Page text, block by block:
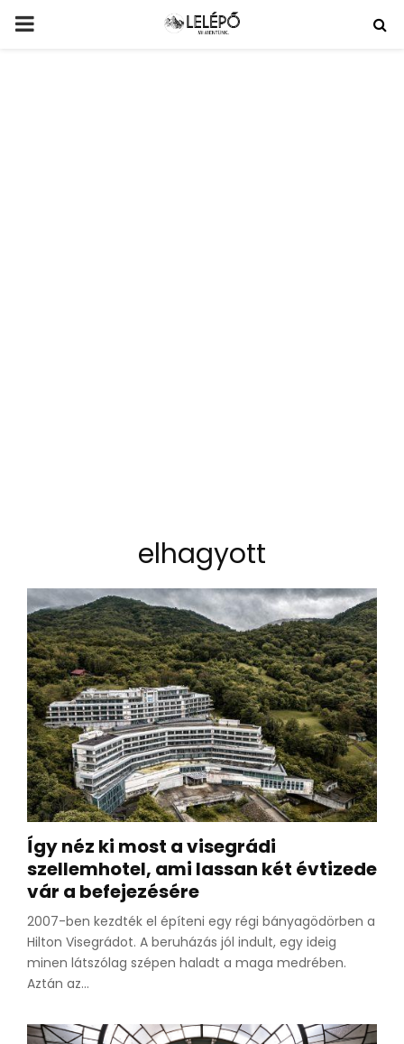
PRIMARY
elhagyott
Így néz ki most a visegrádi
szellemhotel, ami lassan két évtizede
vár a befejezésére
2007-ben kezdték el építeni egy régi bányagödörben a
Hilton Visegrádot. A beruházás jól indult, egy ideig
minen látszólag szépen haladt a maga medrében.
Aztán az...